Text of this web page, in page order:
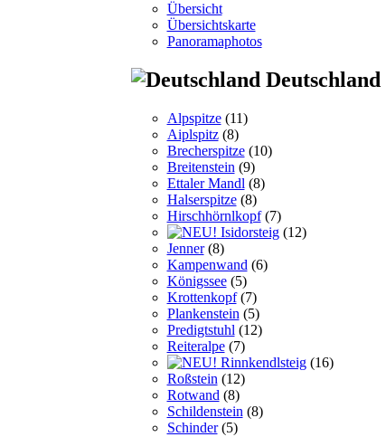
Übersicht
Übersichtskarte
Panoramaphotos
Deutschland
Alpspitze(11)
Aiplspitz(8)
Brecherspitze(10)
Breitenstein (9)
Ettaler Mandl (8)
Halserspitze(8)
Hirschhörnlkopf(7)
Isidorsteig(12)
Jenner(8)
Kampenwand (6)
Königssee(5)
Krottenkopf(7)
Plankenstein (5)
Predigtstuhl (12)
Reiteralpe(7)
Rinnkendlsteig(16)
Roßstein (12)
Rotwand (8)
Schildenstein (8)
Schinder(5)